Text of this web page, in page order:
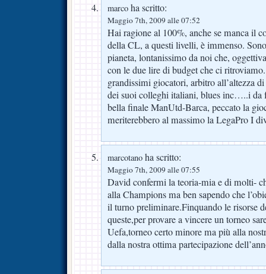
marco ha scritto:
Maggio 7th, 2009 alle 07:52
Hai ragione al 100%, anche se manca il
della CL, a questi livelli, è immenso.
pianeta, lontanissimo da noi che,
con le due lire di budget che ci
grandissimi giocatori, arbitro all’altezza
dei suoi colleghi italiani, blues inc…..i
bella finale ManUtd-Barca, peccato la
meriterebbero al massimo la LegaPro I
marcotano ha scritto:
Maggio 7th, 2009 alle 07:55
David confermi la teoria-mia e di molti-
alla Champions ma ben sapendo che
il turno preliminare.Finquando le risorse
queste,per provare a vincere un torneo
Uefa,torneo certo minore ma più alla
dalla nostra ottima partecipazione